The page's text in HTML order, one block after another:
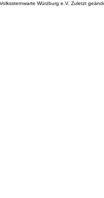
Würzburg e.V. Zuletzt